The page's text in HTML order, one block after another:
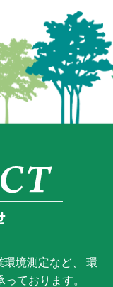
境測定など、 環
ております。